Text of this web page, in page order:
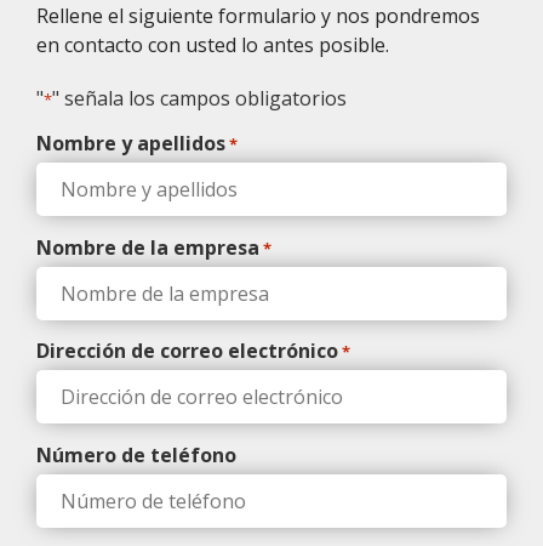
Rellene el siguiente formulario y nos pondremos
en contacto con usted lo antes posible.
"*" señala los campos obligatorios
Nombre y apellidos*
Nombre de la empresa *
Dirección de correo electrónico*
Número de teléfono